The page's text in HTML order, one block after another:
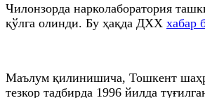
Чилонзорда нарколаборатория
қўлга олинди. Бу ҳақда ДХХ хабар
Маълум қилинишича, Тошкент
тезкор тадбирда 1996 йилда